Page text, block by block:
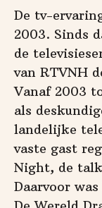
De tv-
2003. Sinds
de
van RTVNH
Vanaf 2003
als
landelijke
vaste gast
Night, de
Daarvoor